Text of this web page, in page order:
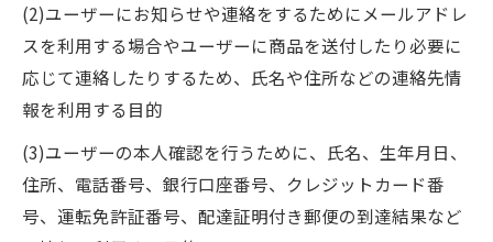
(2)ユーザーにお知らせや連絡をするためにメールアドレ
スを利用する場合やユーザーに商品を送付したり必要に
応じて連絡したりするため、氏名や住所などの連絡先情
報を利用する目的
(3)ユーザーの本人確認を行うために、氏名、生年月日、
住所、電話番号、銀行口座番号、クレジットカード番
号、運転免許証番号、配達証明付き郵便の到達結果など